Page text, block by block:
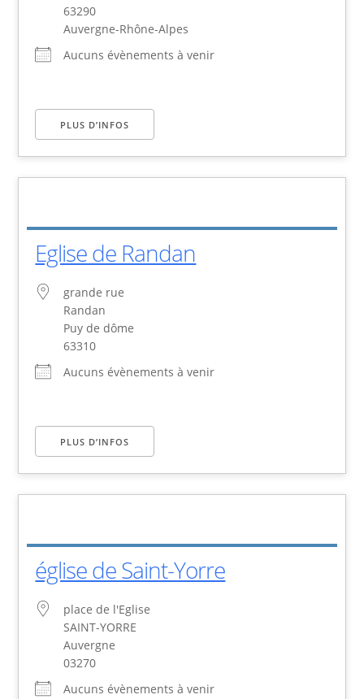
63290
Auvergne-Rhône-Alpes
Aucuns évènements à venir
PLUS D’INFOS
Eglise de Randan
grande rue
Randan
Puy de dôme
63310
Aucuns évènements à venir
PLUS D’INFOS
église de Saint-Yorre
place de l'Eglise
SAINT-YORRE
Auvergne
03270
Aucuns évènements à venir